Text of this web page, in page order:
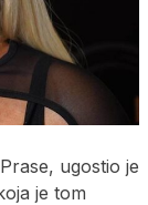
ugostio je
je tom